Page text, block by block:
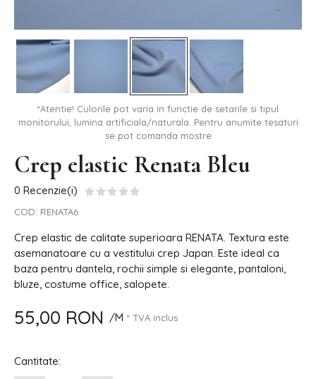
*Atentie! Culorile pot varia in functie de setarile si tipul
monitorului, lumina artificiala/naturala. Pentru anumite tesaturi
se pot comanda mostre
Crep elastic Renata Bleu
0 Recenzie(i)
COD: RENATA6
Crep elastic de calitate superioara RENATA. Textura este
asemanatoare cu a vestitului crep Japan. Este ideal ca
baza pentru dantela, rochii simple si elegante, pantaloni,
bluze, costume office, salopete.
55,00 RON /M * TVA inclus
Cantitate: